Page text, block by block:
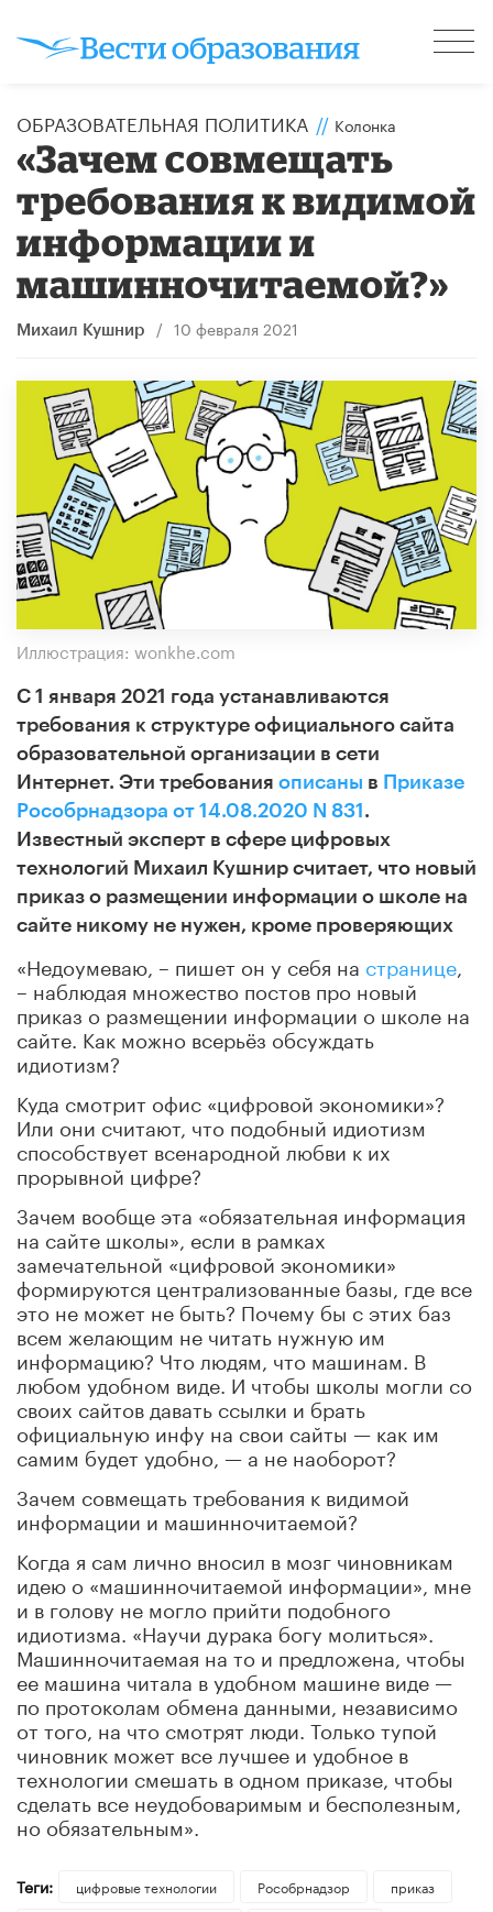
ОБРАЗОВАТЕЛЬНАЯ ПОЛИТИКА // Колонка
«Зачем совмещать
требования к видимой
информации и
машинночитаемой?»
Михаил Кушнир / 10 февраля 2021
Иллюстрация: wonkhe.com
С 1 января 2021 года устанавливаются
требования к структуре официального сайта
образовательной организации в сети
Интернет. Эти требования описаны в Приказе
Рособрнадзора от 14.08.2020 N 831 .
Известный эксперт в сфере цифровых
технологий Михаил Кушнир считает, что новый
приказ о размещении информации о школе на
сайте никому не нужен, кроме проверяющих
«Недоумеваю, – пишет он у себя на странице
– наблюдая множество постов про новый
приказ о размещении информации о школе на
сайте. Как можно всерьёз обсуждать
идиотизм?
Куда смотрит офис «цифровой экономики»?
Или они считают, что подобный идиотизм
способствует всенародной любви к их
прорывной цифре?
Зачем вообще эта «обязательная информация
на сайте школы», если в рамках
замечательной «цифровой экономики»
формируются централизованные базы, где все
это не может не быть? Почему бы с этих баз
всем желающим не читать нужную им
информацию? Что людям, что машинам. В
любом удобном виде. И чтобы школы могли со
своих сайтов давать ссылки и брать
официальную инфу на свои сайты — как им
самим будет удобно, — а не наоборот?
Зачем совмещать требования к видимой
информации и машинночитаемой?
Когда я сам лично вносил в мозг чиновникам
идею о «машинночитаемой информации», мне
и в голову не могло прийти подобного
идиотизма. «Научи дурака богу молиться».
Машинночитаемая на то и предложена, чтобы
ее машина читала в удобном машине виде —
по протоколам обмена данными, независимо
от того, на что смотрят люди. Только тупой
чиновник может все лучшее и удобное в
технологии смешать в одном приказе, чтобы
сделать все неудобоваримым и бесполезным,
но обязательным».
Теги: цифровые технологии Рособрнадзор
приказ